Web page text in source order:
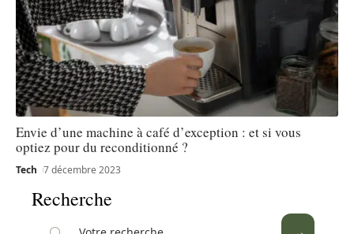
Envie d’une machine à café d’exception : et si vous
optiez pour du reconditionné ?
Tech 7 décembre 2023
Recherche